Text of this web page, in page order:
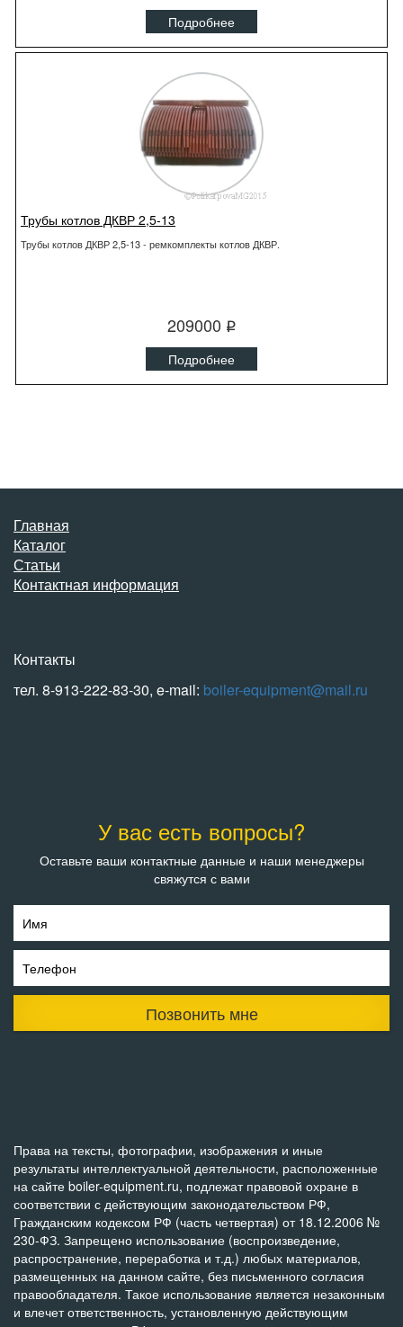
Подробнее
Трубы котлов ДКВР 2,5-13
Трубы котлов ДКВР 2,5-13 - ремкомплекты котлов ДКВР.
209000 q
Подробнее
Главная
Каталог
Статьи
Контактная информация
Контакты
тел. 8-913-222-83-30, e-mail: boiler-equipment@mail.ru
У вас есть вопросы?
Оставьте ваши контактные данные и наши менеджеры
свяжутся с вами
Имя
Телефон
Позвонить мне
Права на тексты, фотографии, изображения и иные
результаты интеллектуальной деятельности, расположенные
на сайте boiler-equipment.ru, подлежат правовой охране в
соответствии с действующим законодательством РФ,
Гражданским кодексом РФ (часть четвертая) от 18.12.2006 №
230-ФЗ. Запрещено использование (воспроизведение,
распространение, переработка и т.д.) любых материалов,
размещенных на данном сайте, без письменного согласия
правообладателя. Такое использование является незаконным
и влечет ответственность, установленную действующим